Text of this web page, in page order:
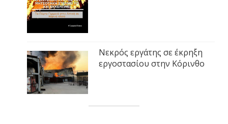
Νεκρός εργάτης σε έκρηξη
εργοστασίου στην Κόρινθο